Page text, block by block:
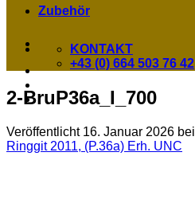
Zubehör
KONTAKT
+43 (0) 664 503 76 42
2-BruP36a_I_700
Veröffentlicht 16. Januar 2026 bei
Ringgit 2011, (P.36a) Erh. UNC